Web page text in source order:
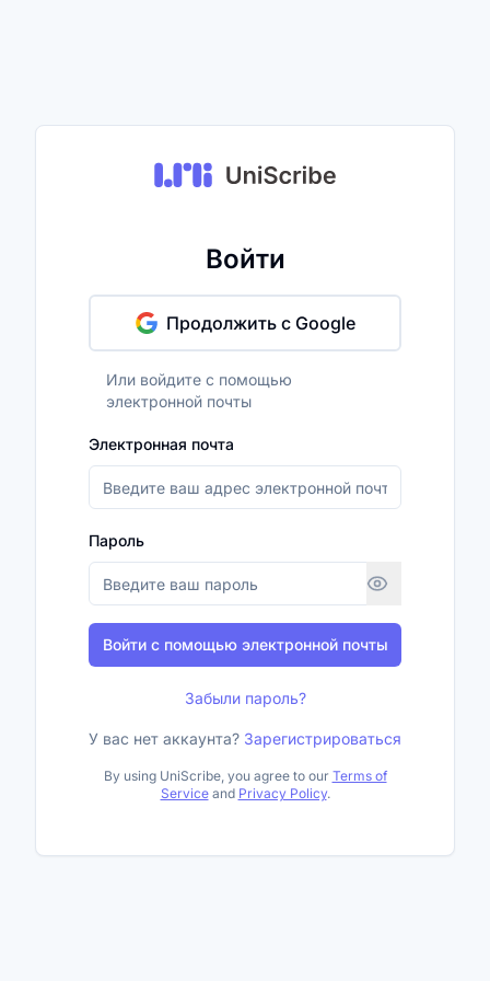
Войти
Продолжить с Google
Или войдите с помощью
электронной почты
Электронная почта
Пароль
Войти с помощью электронной почты
Забыли пароль?
У вас нет аккаунта? Зарегистрироваться
By using UniScribe, you agree to our Terms of
Service and Privacy Policy.